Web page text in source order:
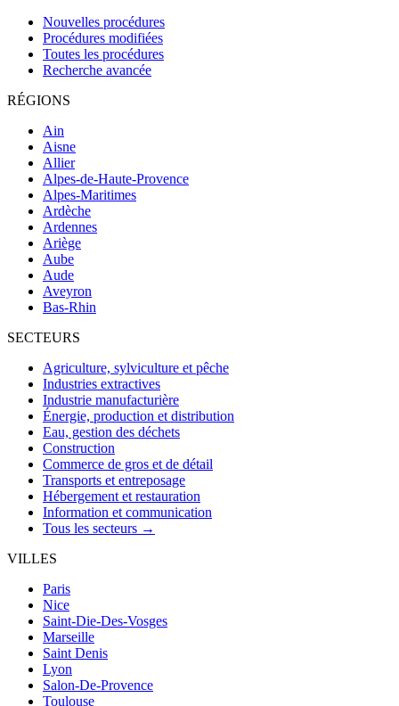
Nouvelles procédures
Procédures modifiées
Toutes les procédures
Recherche avancée
RÉGIONS
Ain
Aisne
Allier
Alpes-de-Haute-Provence
Alpes-Maritimes
Ardèche
Ardennes
Ariège
Aube
Aude
Aveyron
Bas-Rhin
SECTEURS
Agriculture, sylviculture et pêche
Industries extractives
Industrie manufacturière
Énergie, production et distribution
Eau, gestion des déchets
Construction
Commerce de gros et de détail
Transports et entreposage
Hébergement et restauration
Information et communication
Tous les secteurs →
VILLES
Paris
Nice
Saint-Die-Des-Vosges
Marseille
Saint Denis
Lyon
Salon-De-Provence
Toulouse